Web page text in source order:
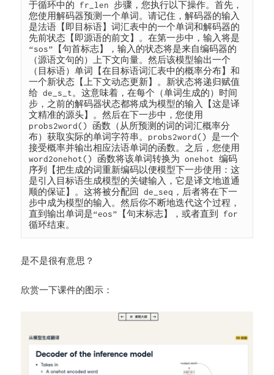
于循环中的 fr_len 步骤，您执行以下操作。首先，
您使用解码器预测一个单词。请记住，解码器的输入
是法语【即目标语】词汇表中的一个单词和解码器的
先前状态【即源语的前文】。在第一步中，输入将是
“sos”【句首标志】，输入的状态将是来自编码器的
（源语文句的）上下文向量。然后该模型输出一个
（目标语）单词【在目标语词汇表中的概率分布】和
一个新状态【上下文动态更新】。新状态将递归赋值
给 de_s_t。这意味着，在每个（单词生成的）时间
步，之前的解码器状态都将成为模型的输入【这是译
文精准的源头】。然后在下一步中，您使用
probs2word() 函数（从所预测的词的词汇概率分
布）获取实际的单词字符串。probs2word() 是一个
接受概率并输出相应法语单词的函数。之后，您使用
word2onehot() 函数将该单词转换为 onehot 编码
序列【把生成的词重新编码以便模型下一步使用：这
是引入目标语生成模型的关键输入，它是译文地道通
顺的保证】。这将被分配回 de_seq，后者将在下一
步中成为模型的输入。然后你不断地迭代这个过程，
直到输出单词是“eos”【句末标志】，或者直到 for
循环结束。
是不是很有意思？
欣赏一下课件的图示：